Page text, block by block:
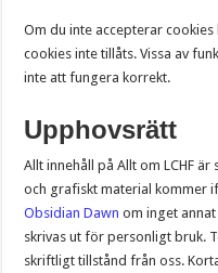
Om du inte accepterar
cookies inte tillåts. Vissa av
inte att fungera korrekt.
Upphovsrätt
Allt innehåll på Allt om LCHF
och grafiskt material kommer
Obsidian Dawn om inget
skrivas ut för personligt bruk.
skriftligt tillstånd från oss.